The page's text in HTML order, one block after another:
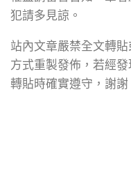
犯請多見諒。
站內文章嚴禁全文轉
方式重製發佈，若經
轉貼時確實遵守，謝謝